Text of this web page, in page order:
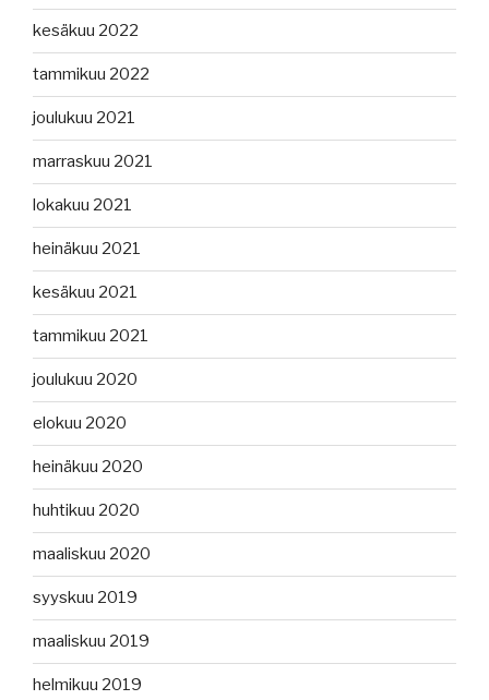
kesäkuu 2022
tammikuu 2022
joulukuu 2021
marraskuu 2021
lokakuu 2021
heinäkuu 2021
kesäkuu 2021
tammikuu 2021
joulukuu 2020
elokuu 2020
heinäkuu 2020
huhtikuu 2020
maaliskuu 2020
syyskuu 2019
maaliskuu 2019
helmikuu 2019